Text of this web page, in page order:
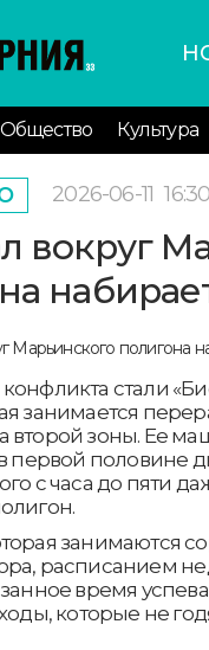
Общество Культура
2026-06-11 16:30
вокруг
стали
занимается
второй зоны. Ее
первой половине
с часа до пяти
занимаются
расписанием
время
которые не